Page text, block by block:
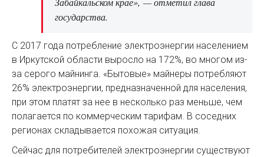
государства.
С 2017 года потребление электроэнергии населением
в Иркутской области выросло на 172%, во многом из-
за серого майнинга. «Бытовые» майнеры потребляют
26% электроэнергии, предназначенной для населения,
при этом платят за нее в несколько раз меньше, чем
полагается по коммерческим тарифам. В соседних
регионах складывается похожая ситуация.
Сейчас для потребителей электроэнергии существуют